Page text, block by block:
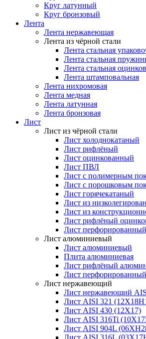
Круг латунный
Круг бронзовый
Лента
Лента нержавеющая
Лента из чёрной стали
Лента стальная
Лента стальная
Лента стальная
Лента штамповальная
Лента нихромовая
Лента медная
Лента латунная
Лента бронзовая
Лист
Лист из чёрной стали
Лист холоднокатаный
Лист рифлёный
Лист оцинкованный
Лист ПВЛ
Лист с полимерным
Лист с порошковым
Лист горячекатаный
Лист из
Лист из
Лист рифлёный
Лист
Лист алюминиевый
Лист алюминиевый
Плита алюминиевая
Лист рифлёный
Лист
Лист нержавеющий
Лист нержавеющий
Лист AISI 321
Лист AISI 430 (12Х17)
Лист AISI 316Ti
Лист AISI 904L
Лист AISI 316L